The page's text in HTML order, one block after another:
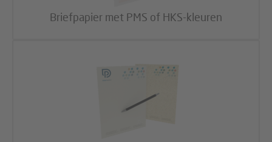
Briefpapier met PMS of HKS-kleuren